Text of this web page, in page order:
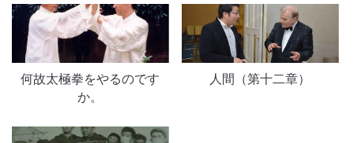
何故太極拳をやるのです
か。
人間（第十二章）